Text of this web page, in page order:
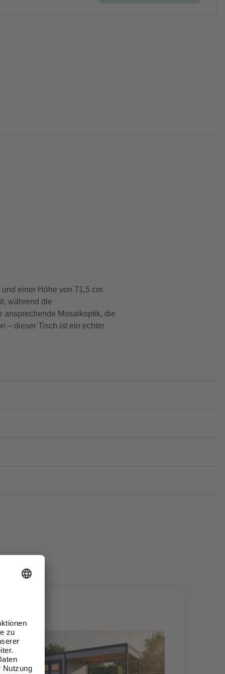
einer Höhe von 71,5 cm
während die
ansprechende Mosaikoptik, die
– dieser Tisch ist ein echter